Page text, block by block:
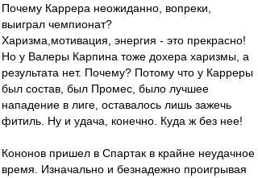
Почему Каррера неожиданно, вопреки,
выиграл чемпионат?
Харизма,мотивация, энергия - это прекрасно!
Но у Валеры Карпина тоже дохера харизмы, а
результата нет. Почему? Потому что у Карреры
был состав, был Промес, было лучшее
нападение в лиге, оставалось лишь зажечь
фитиль. Ну и удача, конечно. Куда ж без нее!
Кононов пришел в Спартак в крайне неудачное
время. Изначально и безнадежно проигрывая